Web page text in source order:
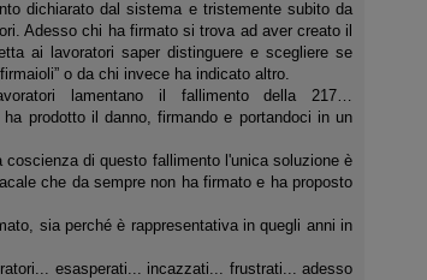
dichiarato dal sistema e tristemente subito da
Adesso chi ha firmato si trova ad aver creato il
ai lavoratori saper distinguere e scegliere se
o da chi invece ha indicato altro.
lamentano il fallimento della 217…
prodotto il danno, firmando e portandoci in un
di questo fallimento l'unica soluzione è
che da sempre non ha firmato e ha proposto
sia perché è rappresentativa in quegli anni in
esasperati... incazzati... frustrati... adesso